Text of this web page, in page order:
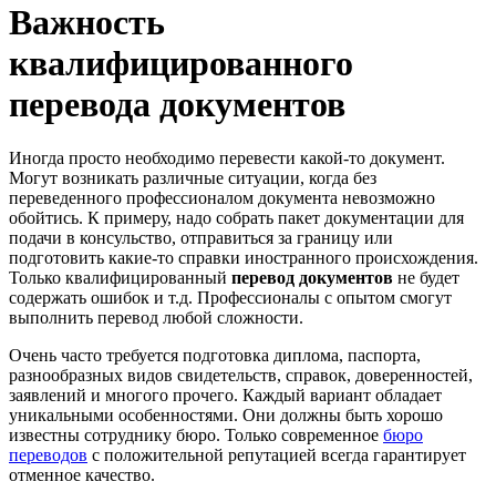
Важность
квалифицированного
перевода документов
Иногда просто необходимо перевести какой-то документ.
Могут возникать различные ситуации, когда без
переведенного профессионалом документа невозможно
обойтись. К примеру, надо собрать пакет документации для
подачи в консульство, отправиться за границу или
подготовить какие-то справки иностранного происхождения.
Только квалифицированный перевод документов не будет
содержать ошибок и т.д. Профессионалы с опытом смогут
выполнить перевод любой сложности.
Очень часто требуется подготовка диплома, паспорта,
разнообразных видов свидетельств, справок, доверенностей,
заявлений и многого прочего. Каждый вариант обладает
уникальными особенностями. Они должны быть хорошо
известны сотруднику бюро. Только современное бюро
переводов с положительной репутацией всегда гарантирует
отменное качество.